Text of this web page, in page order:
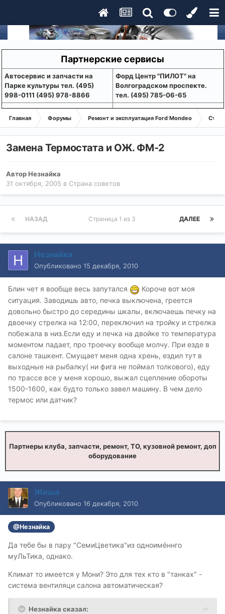
Партнерские сервисы
Aвтосервис и запчасти на
Парке культуры тел. (495)
998-0111 (495) 978-8866
Форд Центр "ПИЛОТ" на
Волгоградском проспекте.
тел. (495) 785-06-65
Главная Форумы Ремонт и эксплуатация Ford Mondeo
Замена Термостата и ОЖ. ФМ-2
АвторНезнайка
31 октября, 2005 в Страна советов
НАЗАД ДАЛЕЕ
Страница 1 из 3
Незнайка
Опубликовано 15 декабря, 2010
Блин чет я вообще весь запутался
Короче вот моя
ситуация. Заводишь авто, печка выключена, греется
довольно быстро до середины шкалы, включаешь печку на
двоечку стрелка на 12:00, переключил на тройку и стрелка
побежала в низ.Если еду и печка на двойке то температура
моментом падает, про троечку вообще молчу. При езде в
салоне ташкент. Смущает меня одна хрень, ездил тут в
выходные на рыбалку( ни фига не поймал толкового), еду
по трассе все у меня хорошо, выжал сцепление обороты
1500-1600, как будто только завел машину. В чем дело
термос или датчик?
Партнеры клуба, запчасти, ремонт, ТО, кузовной ремонт, доп
оборудование
Жиша
Опубликовано 16 декабря, 2010
@Незнайка
Да тебе бы в пару "СемиЦветика"из одноимённго
муЛьТика, однако.
Климат то имеется у Мони? Это для тех кто в "танках" -
система вентиляци салона автоматическая?
Незнайка сказал: